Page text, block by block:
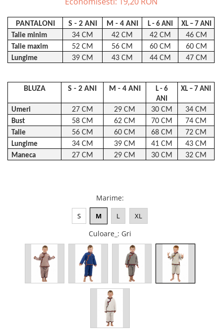
Căciuli
Eșarfe
Bentițe
Mănuși
Eșarfe Cașmir
PANTALONI S - 2 ANI M - 4 ANI L - 6 ANI
XL – 7 ANI
Talie minim
34 CM 42 CM 42 CM 46 CM
Talie maxim 52 CM 56 CM 60 CM 60 CM
Lungime 39 CM 43 CM 44 CM 47 CM
BLUZA S - 2 ANI M - 4 ANI
L - 6
ANI
XL – 7 ANI
Umeri 27 CM 29 CM 30 CM 34 CM
Bust 58 CM 62 CM 70 CM 74 CM
Talie 56 CM 60 CM 68 CM 72 CM
Lungime 34 CM 39 CM 41 CM 43 CM
Maneca 27 CM 29 CM 30 CM 32 CM
Marime:
S M L XL
Culoare_ : Gri